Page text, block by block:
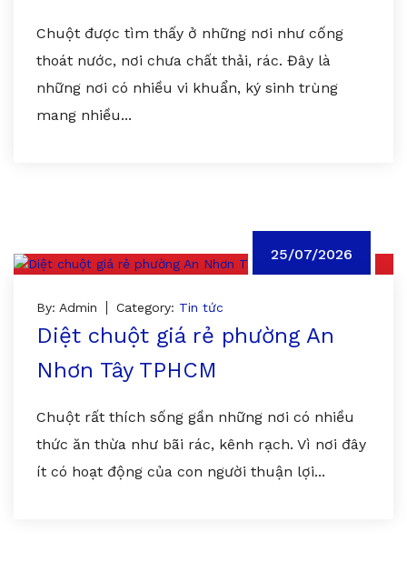
Chuột được tìm thấy ở những nơi như cống
thoát nước, nơi chưa chất thải, rác. Đây là
những nơi có nhiều vi khuẩn, ký sinh trùng
mang nhiều...
25/07/2026
By: Admin Category: Tin tức
Diệt chuột giá rẻ phường An
Nhơn Tây TPHCM
Chuột rất thích sống gần những nơi có nhiều
thức ăn thừa như bãi rác, kênh rạch. Vì nơi đây
ít có hoạt động của con người thuận lợi...